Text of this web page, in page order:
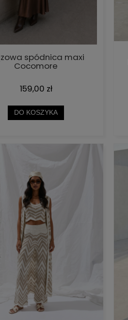
spódnica maxi
Cocomore
159,00 zł
DO KOSZYKA